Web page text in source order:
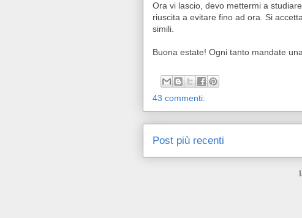
Ora vi lascio, devo mettermi a
riuscita a evitare fino ad ora. Si
simili.
Buona estate! Ogni tanto mandate
43 commenti:
Post più recenti